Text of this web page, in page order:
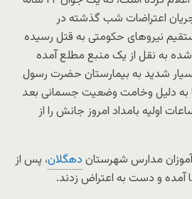
اعتراضات شب گذشته در
نیروهای حکومتی به قتل رسیده
به نقل از یک منبع مطلع آمده
شدید به بیمارستان حضرت رسول
به دلیل وخامت وضعیت جسمانی بعد
اولیه بامداد امروز جانش را از
دهگلان، پس از
آمده و دست به اعتراض زدند.